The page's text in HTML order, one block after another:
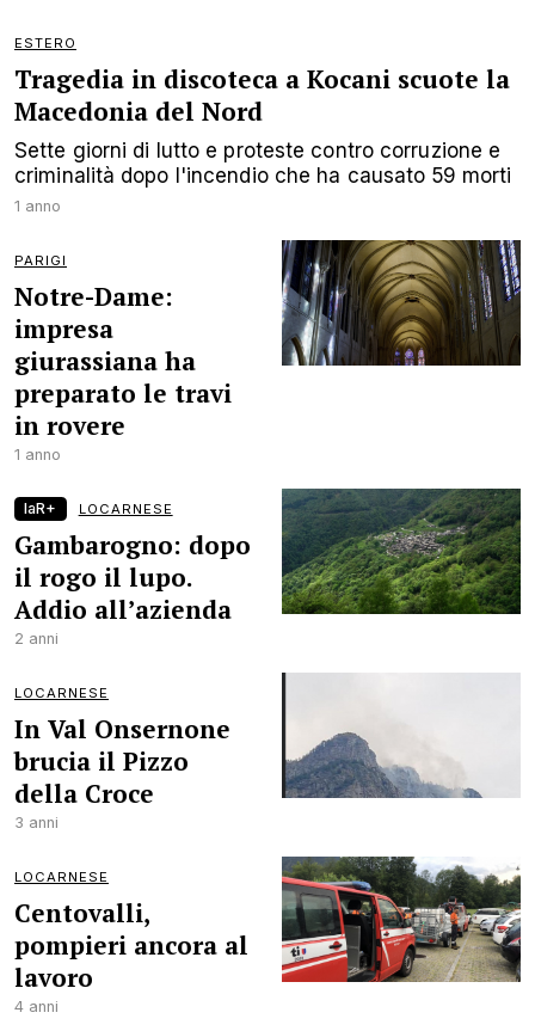
ESTERO
Tragedia in discoteca a Kocani scuote la
Macedonia del Nord
Sette giorni di lutto e proteste contro corruzione e
criminalità dopo l'incendio che ha causato 59 morti
1 anno
PARIGI
Notre-Dame:
impresa
giurassiana ha
preparato le travi
in rovere
1 anno
laR+ LOCARNESE
Gambarogno: dopo
il rogo il lupo.
Addio all’azienda
2 anni
LOCARNESE
In Val Onsernone
brucia il Pizzo
della Croce
3 anni
LOCARNESE
Centovalli,
pompieri ancora al
lavoro
4 anni